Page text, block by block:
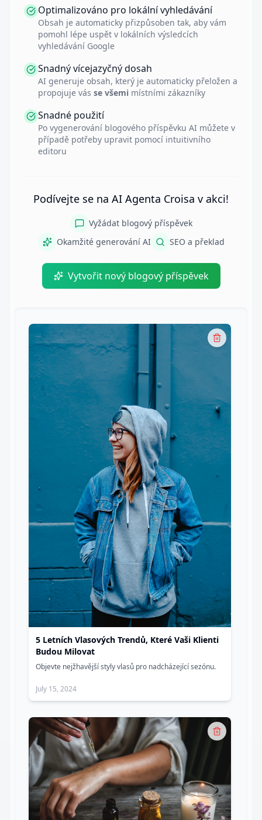
Optimalizováno pro lokální vyhledávání
Obsah je automaticky přizpůsoben tak, aby vám
pomohl lépe uspět v lokálních výsledcích
vyhledávání Google
Snadný vícejazyčný dosah
AI generuje obsah, který je automaticky přeložen a
propojuje vás se všemi místními zákazníky
Snadné použití
Po vygenerování blogového příspěvku AI můžete v
případě potřeby upravit pomocí intuitivního
editoru
Podívejte se na AI Agenta Croisa v akci!
Vyžádat blogový příspěvek
Okamžité generování AI
SEO a překlad
Vytvořit nový blogový příspěvek
5 Letních Vlasových Trendů, Které Vaši Klienti
Budou Milovat
Objevte nejžhavější styly vlasů pro nadcházející sezónu.
July 15, 2024